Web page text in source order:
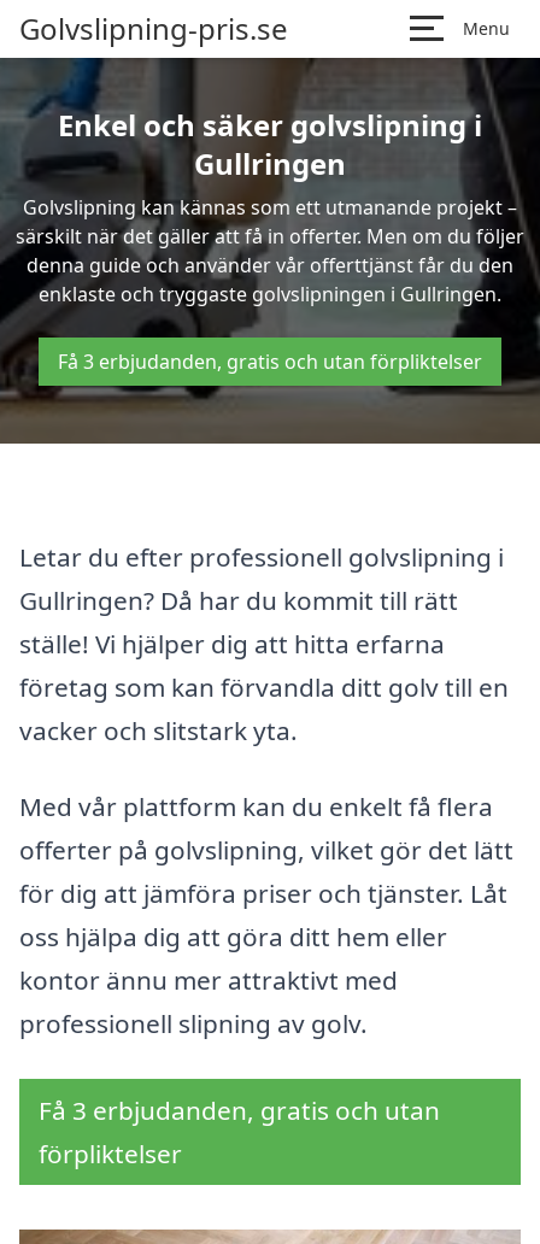
Golvslipning-pris.se Menu
Enkel och säker golvslipning i
Gullringen
Golvslipning kan kännas som ett utmanande projekt –
särskilt när det gäller att få in offerter. Men om du följer
denna guide och använder vår offerttjänst får du den
enklaste och tryggaste golvslipningen i Gullringen.
Få 3 erbjudanden, gratis och utan förpliktelser
Letar du efter professionell golvslipning i
Gullringen? Då har du kommit till rätt
ställe! Vi hjälper dig att hitta erfarna
företag som kan förvandla ditt golv till en
vacker och slitstark yta.
Med vår plattform kan du enkelt få flera
offerter på golvslipning, vilket gör det lätt
för dig att jämföra priser och tjänster. Låt
oss hjälpa dig att göra ditt hem eller
kontor ännu mer attraktivt med
professionell slipning av golv.
Få 3 erbjudanden, gratis och utan
förpliktelser